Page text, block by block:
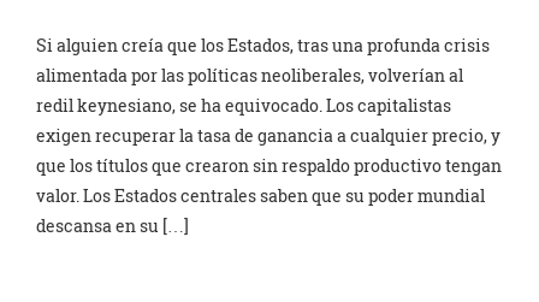
Si alguien creía que los Estados, tras una profunda crisis
alimentada por las políticas neoliberales, volverían al
redil keynesiano, se ha equivocado. Los capitalistas
exigen recuperar la tasa de ganancia a cualquier precio, y
que los títulos que crearon sin respaldo productivo tengan
valor. Los Estados centrales saben que su poder mundial
descansa en su […]